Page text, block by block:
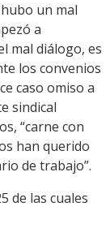
un mal
a
mal diálogo, es
los convenios
caso omiso a
sindical
“carne con
han querido
de trabajo”.
de las cuales